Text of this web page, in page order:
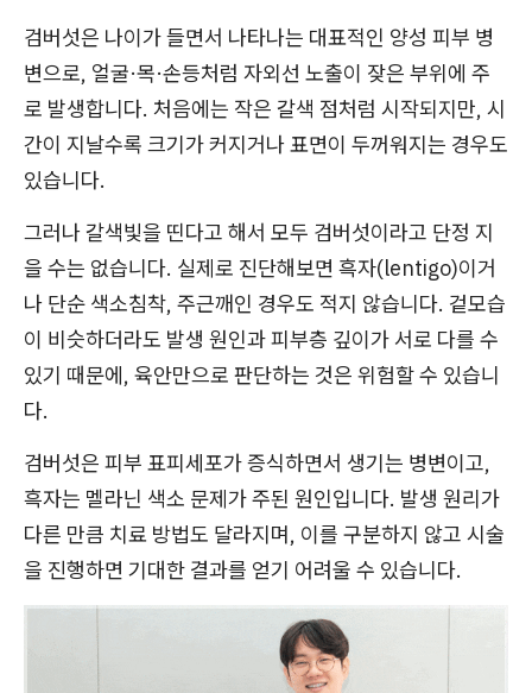
검버섯은 나이가 들면서 나타나는 대표적인 양성 피부 병
변으로, 얼굴·목·손등처럼 자외선 노출이 잦은 부위에 주
로 발생합니다. 처음에는 작은 갈색 점처럼 시작되지만, 시
간이 지날수록 크기가 커지거나 표면이 두꺼워지는 경우도
있습니다.
그러나 갈색빛을 띤다고 해서 모두 검버섯이라고 단정 지
을 수는 없습니다. 실제로 진단해보면 흑자(lentigo)이거
나 단순 색소침착, 주근깨인 경우도 적지 않습니다. 겉모습
이 비슷하더라도 발생 원인과 피부층 깊이가 서로 다를 수
있기 때문에, 육안만으로 판단하는 것은 위험할 수 있습니
다.
검버섯은 피부 표피세포가 증식하면서 생기는 병변이고,
흑자는 멜라닌 색소 문제가 주된 원인입니다. 발생 원리가
다른 만큼 치료 방법도 달라지며, 이를 구분하지 않고 시술
을 진행하면 기대한 결과를 얻기 어려울 수 있습니다.